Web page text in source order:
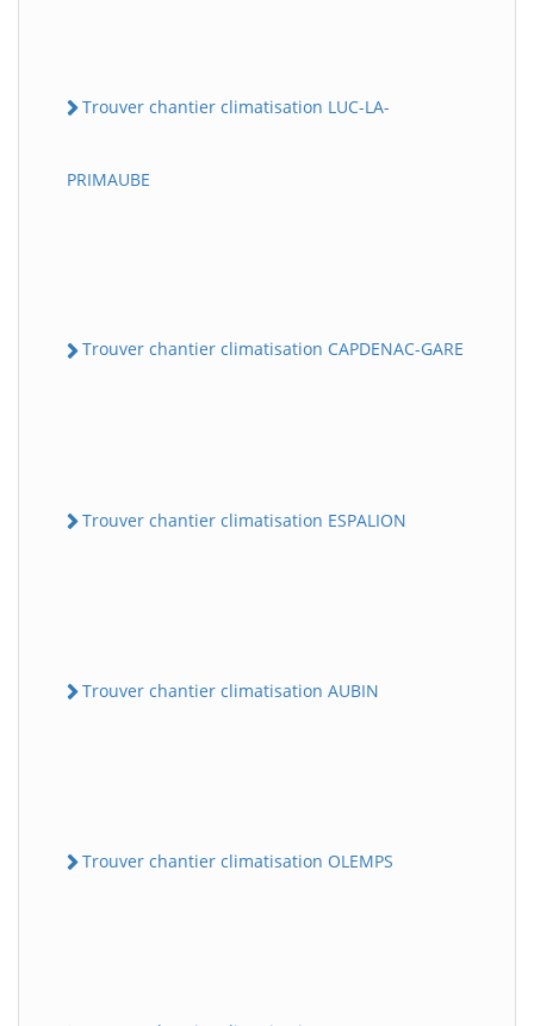
Trouver chantier climatisation LUC-LA-
PRIMAUBE
Trouver chantier climatisation CAPDENAC-GARE
Trouver chantier climatisation ESPALION
Trouver chantier climatisation AUBIN
Trouver chantier climatisation OLEMPS